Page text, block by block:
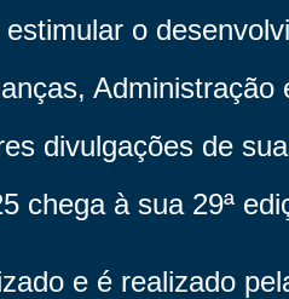
o
divulgações de
chega à sua 29ª
e é realizado